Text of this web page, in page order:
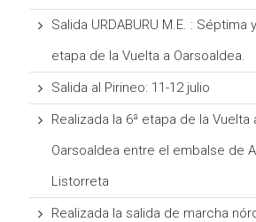
Salida URDABURU M.E. : Séptima
etapa de la Vuelta a Oarsoaldea.
Salida al Pirineo: 11-12 julio
Realizada la 6ª etapa de la Vuelta
Oarsoaldea entre el embalse de
Listorreta
Realizada la salida de marcha